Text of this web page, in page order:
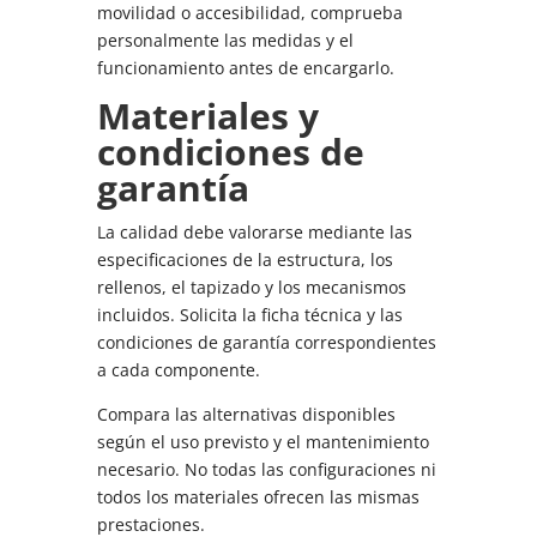
movilidad o accesibilidad, comprueba
personalmente las medidas y el
funcionamiento antes de encargarlo.
Materiales y
condiciones de
garantía
La calidad debe valorarse mediante las
especificaciones de la estructura, los
rellenos, el tapizado y los mecanismos
incluidos. Solicita la ficha técnica y las
condiciones de garantía correspondientes
a cada componente.
Compara las alternativas disponibles
según el uso previsto y el mantenimiento
necesario. No todas las configuraciones ni
todos los materiales ofrecen las mismas
prestaciones.